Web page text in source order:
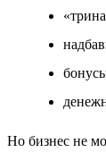
Но бизнес не